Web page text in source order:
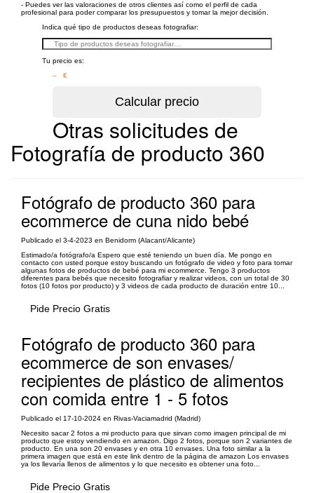
- Puedes ver las valoraciones de otros clientes así como el perfil de cada
profesional para poder comparar los presupuestos y tomar la mejor decisión.
Indica qué tipo de productos deseas fotografiar:
Tu precio es:
– €
Otras solicitudes de
Fotografía de producto 360
Fotógrafo de producto 360 para
ecommerce de cuna nido bebé
Publicado el 3-4-2023 en Benidorm (Alacant/Alicante)
Estimado/a fotógrafo/a Espero que esté teniendo un buen día. Me pongo en
contacto con usted porque estoy buscando un fotógrafo de video y foto para tomar
algunas fotos de productos de bebé para mi ecommerce. Tengo 3 productos
diferentes para bebés que necesito fotografiar y realizar videos, con un total de 30
fotos (10 fotos por producto) y 3 videos de cada producto de duración entre 10...
Pide Precio Gratis
Fotógrafo de producto 360 para
ecommerce de son envases/
recipientes de plástico de alimentos
con comida entre 1 - 5 fotos
Publicado el 17-10-2024 en Rivas-Vaciamadrid (Madrid)
Necesito sacar 2 fotos a mi producto para que sirvan como imagen principal de mi
producto que estoy vendiendo en amazon. Digo 2 fotos, porque son 2 variantes de
producto. En una son 20 envases y en otra 10 envases. Una foto similar a la
primera imagen que está en este link dentro de la página de amazon Los envases
ya los llevaría llenos de alimentos y lo que necesito es obtener una foto...
Pide Precio Gratis